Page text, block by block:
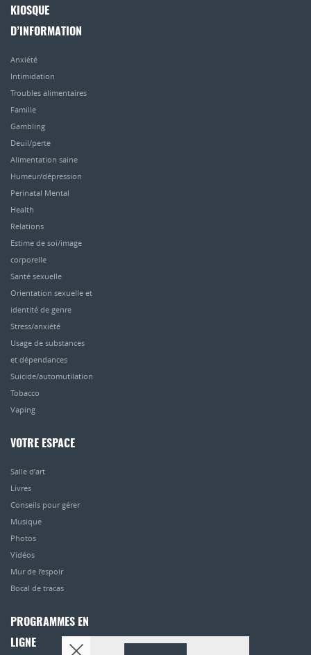
KIOSQUE
D’INFORMATION
Anxiété
Intimidation
Troubles alimentaires
Famille
Gambling
Deuil/perte
Alimentation saine
Humeur/dépression
Perinatal Mental
Health
Relations
Estime de soi/image
corporelle
Santé sexuelle
Orientation sexuelle et
identité de genre
Stress/anxiété
Usage de substances
et dépendances
Suicide/automutilation
Tobacco
Vaping
VOTRE ESPACE
Salle d’art
Livres
Conseils pour gérer
Musique
Photos
Vidéos
Mur de l’espoir
Bocal de tracas
PROGRAMMES EN
LIGNE